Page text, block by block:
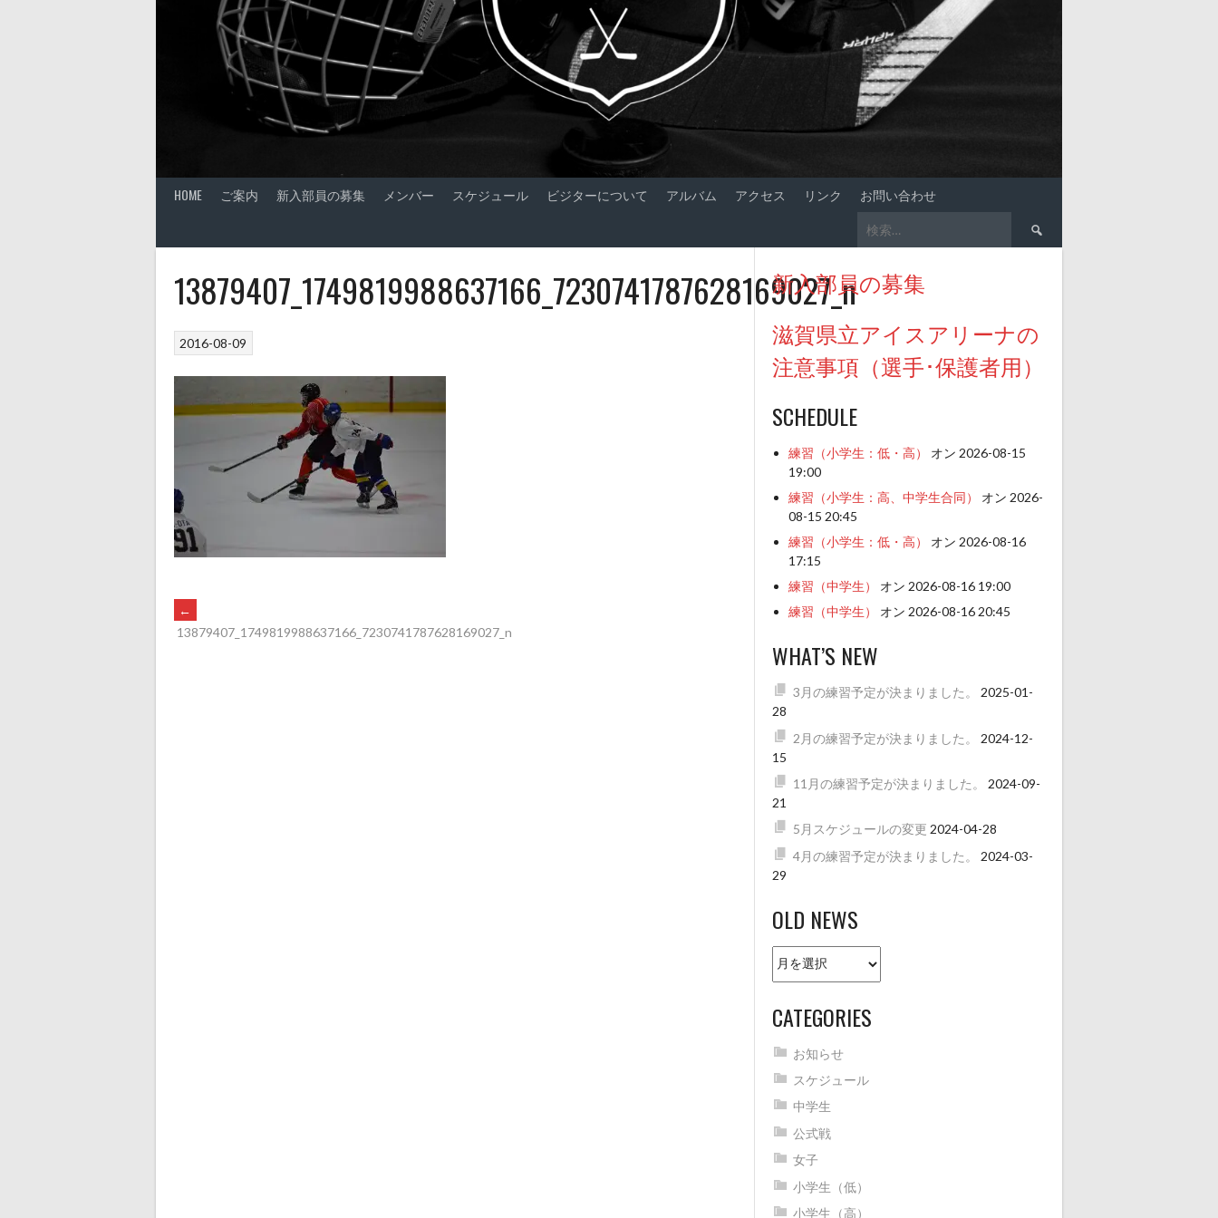
HOME ご案内 新入部員の募集 メンバー スケジュール ビジターについて アルバム アクセス リンク お問い合わせ
索:
13879407_1749819988637166_7230741787628169027_n
2016-08-09
POST
←
13879407_1749819988637166_7230741787628169027_n
新入部員の募集
滋賀県立アイスアリーナの
注意事項（選手･保護者用）
SCHEDULE
練習（小学生：低・高）
オン 2026-08-15
19:00
練習（小学生：高、中学生合同）
オン 2026-
08-15 20:45
練習（小学生：低・高）
オン 2026-08-16
17:15
練習（中学生）
オン 2026-08-16 19:00
練習（中学生）
オン 2026-08-16 20:45
WHAT’S NEW
3月の練習予定が決まりました。
2025-01-
28
2月の練習予定が決まりました。
2024-12-
15
11月の練習予定が決まりました。
2024-09-
21
5月スケジュールの変更 2024-04-28
4月の練習予定が決まりました。
2024-03-
29
OLD NEWS
Old
news
CATEGORIES
お知らせ
スケジュール
中学生
公式戦
女子
小学生（低）
小学生（高）